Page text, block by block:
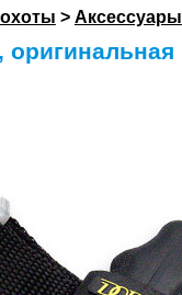
> Аксессуары
оригинальная